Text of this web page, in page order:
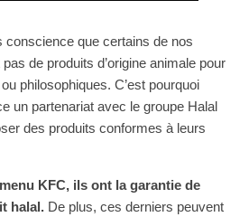
conscience que certains de nos
de produits d’origine animale pour
philosophiques. C’est pourquoi
un partenariat avec le groupe Halal
des produits conformes à leurs
KFC, ils ont la garantie de
halal. De plus, ces derniers peuvent